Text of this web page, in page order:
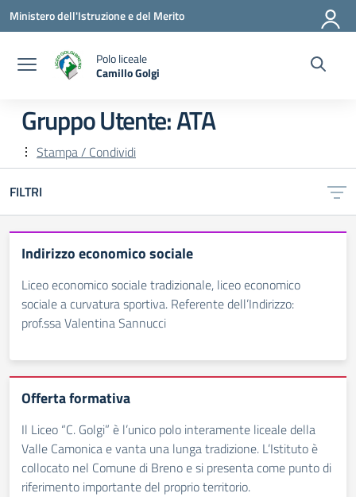
Vai ai contenuti
Vai al menu di navigazione
Vai al footer
Ministero dell'Istruzione e del Merito
Polo liceale
Camillo Golgi
— Visita la pagina iniziale della scuola
Gruppo Utente:ATA
Stampa / Condividi
FILTRI
Indirizzo economico sociale
Liceo economico sociale tradizionale, liceo economico
sociale a curvatura sportiva. Referente dell’Indirizzo:
prof.ssa Valentina Sannucci
Offerta formativa
Il Liceo “C. Golgi” è l’unico polo interamente liceale della
Valle Camonica e vanta una lunga tradizione. L’Istituto è
collocato nel Comune di Breno e si presenta come punto di
riferimento importante del proprio territorio.